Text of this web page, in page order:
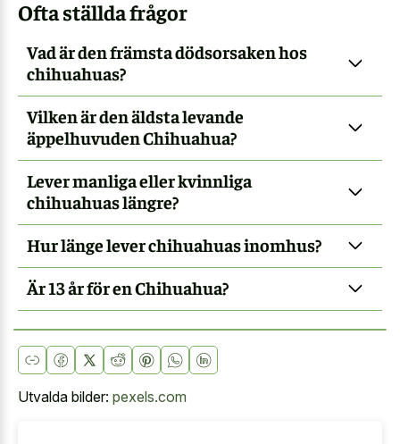
Ofta ställda frågor
Vad är den främsta dödsorsaken hos
chihuahuas?
Vilken är den äldsta levande
äppelhuvuden Chihuahua?
Lever manliga eller kvinnliga
chihuahuas längre?
Hur länge lever chihuahuas inomhus?
Är 13 år för en Chihuahua?
Utvalda bilder: pexels.com